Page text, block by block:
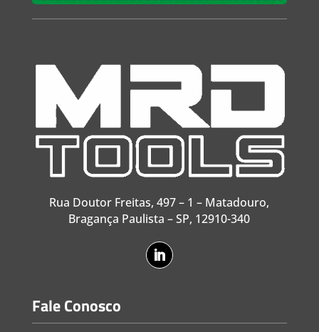
Rua Doutor Freitas, 497 – 1 – Matadouro,
Bragança Paulista – SP, 12910-340
Fale Conosco